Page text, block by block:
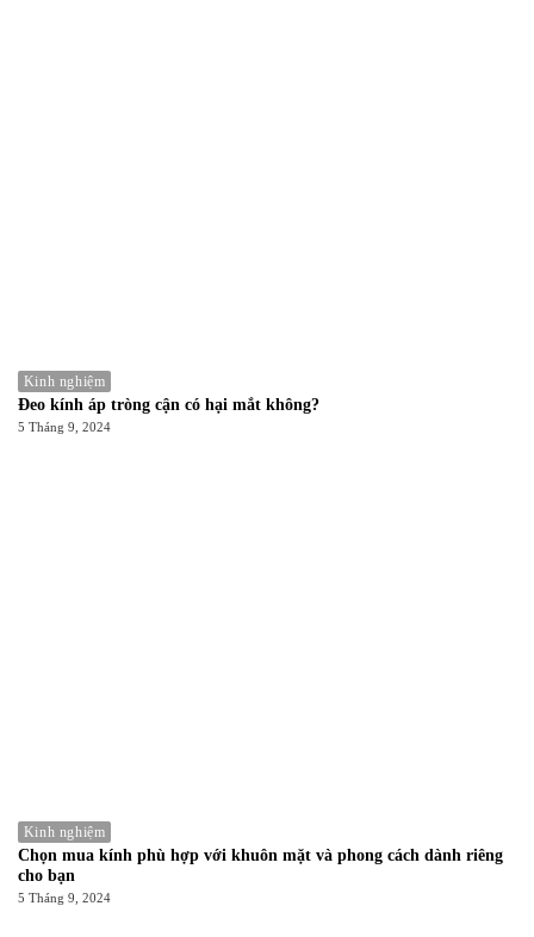
Kinh nghiệm
Đeo kính áp tròng cận có hại mắt không?
5 Tháng 9, 2024
Kinh nghiệm
Chọn mua kính phù hợp với khuôn mặt và phong cách dành riêng
cho bạn
5 Tháng 9, 2024